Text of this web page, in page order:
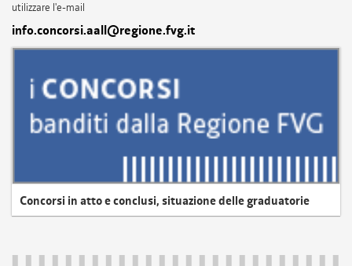
utilizzare l'e-mail
info.concorsi.aall@regione.fvg.it
Concorsi in atto e conclusi, situazione delle graduatorie